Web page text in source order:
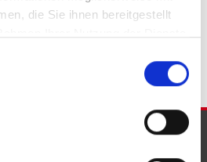
die Sie ihnen bereitgestellt
Eilsen
Immobilien Bad Eilsen